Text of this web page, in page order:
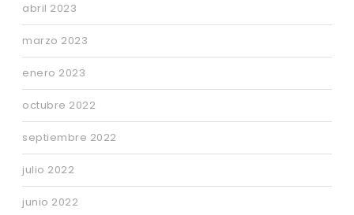
abril 2023
marzo 2023
enero 2023
octubre 2022
septiembre 2022
julio 2022
junio 2022